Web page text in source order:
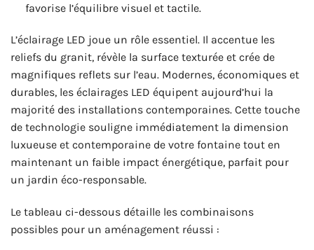
favorise l’équilibre visuel et tactile.
L’éclairage LED joue un rôle essentiel. Il accentue les
reliefs du granit, révèle la surface texturée et crée de
magnifiques reflets sur l’eau. Modernes, économiques et
durables, les éclairages LED équipent aujourd’hui la
majorité des installations contemporaines. Cette touche
de technologie souligne immédiatement la dimension
luxueuse et contemporaine de votre fontaine tout en
maintenant un faible impact énergétique, parfait pour
un jardin éco-responsable.
Le tableau ci-dessous détaille les combinaisons
possibles pour un aménagement réussi :